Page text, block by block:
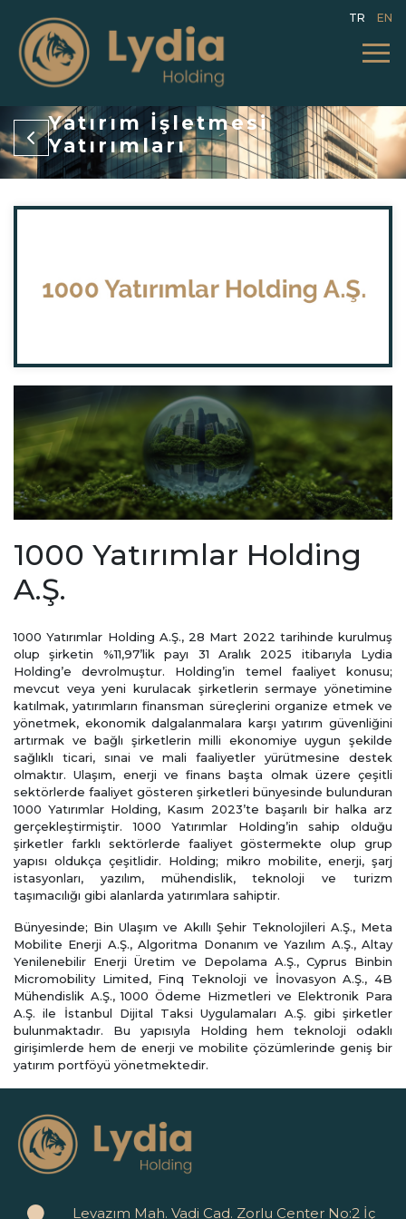
TR EN
Yatırım İşletmesi
Yatırımları
1000 Yatırımlar Holding
A.Ş.
1000 Yatırımlar Holding A.Ş., 28 Mart 2022 tarihinde kurulmuş
olup şirketin %11,97’lik payı 31 Aralık 2025 itibarıyla Lydia
Holding’e devrolmuştur. Holding’in temel faaliyet konusu;
mevcut veya yeni kurulacak şirketlerin sermaye yönetimine
katılmak, yatırımların finansman süreçlerini organize etmek ve
yönetmek, ekonomik dalgalanmalara karşı yatırım güvenliğini
artırmak ve bağlı şirketlerin milli ekonomiye uygun şekilde
sağlıklı ticari, sınai ve mali faaliyetler yürütmesine destek
olmaktır. Ulaşım, enerji ve finans başta olmak üzere çeşitli
sektörlerde faaliyet gösteren şirketleri bünyesinde bulunduran
1000 Yatırımlar Holding, Kasım 2023’te başarılı bir halka arz
gerçekleştirmiştir. 1000 Yatırımlar Holding’in sahip olduğu
şirketler farklı sektörlerde faaliyet göstermekte olup grup
yapısı oldukça çeşitlidir. Holding; mikro mobilite, enerji, şarj
istasyonları, yazılım, mühendislik, teknoloji ve turizm
taşımacılığı gibi alanlarda yatırımlara sahiptir.
Bünyesinde; Bin Ulaşım ve Akıllı Şehir Teknolojileri A.Ş., Meta
Mobilite Enerji A.Ş., Algoritma Donanım ve Yazılım A.Ş., Altay
Yenilenebilir Enerji Üretim ve Depolama A.Ş., Cyprus Binbin
Micromobility Limited, Finq Teknoloji ve İnovasyon A.Ş., 4B
Mühendislik A.Ş., 1000 Ödeme Hizmetleri ve Elektronik Para
A.Ş. ile İstanbul Dijital Taksi Uygulamaları A.Ş. gibi şirketler
bulunmaktadır. Bu yapısıyla Holding hem teknoloji odaklı
girişimlerde hem de enerji ve mobilite çözümlerinde geniş bir
yatırım portföyü yönetmektedir.
Levazım Mah. Vadi Cad. Zorlu Center No:2 İç